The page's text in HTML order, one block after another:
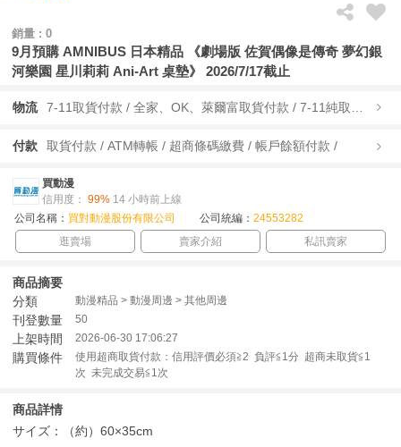
銷量 : 0
9月預購 AMNIBUS 日本精品 《劇場版 佐賀偶像是傳奇 夢幻銀
河樂園 星川莉莉 Ani-Art 桌墊》 2026/7/17截止
物流
付款 取貨付款 / ATM轉帳 / 超商條碼繳費 / 帳戶餘額付款 /
買動漫
信用度： 99% 14 小時前上線
公司名稱： 買對動漫股份有限公司 公司統編： 24553282
逛賣場
賣家介紹 私訊賣家
商品摘要
分類
動漫精品 > 動漫周邊 > 其他周邊
刊登數量 50
上架時間 2026-06-30 17:06:27
購買條件
使用超商取貨付款：信用評價必須≧2 負評≦1分 超商未取貨≦1
次 未完成交易≦1次
商品詳情
サイズ：（約）60×35cm